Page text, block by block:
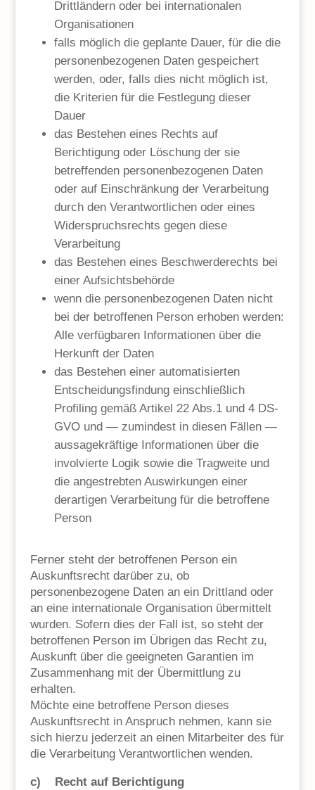
Drittländern oder bei internationalen
Organisationen
falls möglich die geplante Dauer, für die die
personenbezogenen Daten gespeichert
werden, oder, falls dies nicht möglich ist,
die Kriterien für die Festlegung dieser
Dauer
das Bestehen eines Rechts auf
Berichtigung oder Löschung der sie
betreffenden personenbezogenen Daten
oder auf Einschränkung der Verarbeitung
durch den Verantwortlichen oder eines
Widerspruchsrechts gegen diese
Verarbeitung
das Bestehen eines Beschwerderechts bei
einer Aufsichtsbehörde
wenn die personenbezogenen Daten nicht
bei der betroffenen Person erhoben werden:
Alle verfügbaren Informationen über die
Herkunft der Daten
das Bestehen einer automatisierten
Entscheidungsfindung einschließlich
Profiling gemäß Artikel 22 Abs.1 und 4 DS-
GVO und — zumindest in diesen Fällen —
aussagekräftige Informationen über die
involvierte Logik sowie die Tragweite und
die angestrebten Auswirkungen einer
derartigen Verarbeitung für die betroffene
Person
Ferner steht der betroffenen Person ein
Auskunftsrecht darüber zu, ob
personenbezogene Daten an ein Drittland oder
an eine internationale Organisation übermittelt
wurden. Sofern dies der Fall ist, so steht der
betroffenen Person im Übrigen das Recht zu,
Auskunft über die geeigneten Garantien im
Zusammenhang mit der Übermittlung zu
erhalten.
Möchte eine betroffene Person dieses
Auskunftsrecht in Anspruch nehmen, kann sie
sich hierzu jederzeit an einen Mitarbeiter des für
die Verarbeitung Verantwortlichen wenden.
c) Recht auf Berichtigung